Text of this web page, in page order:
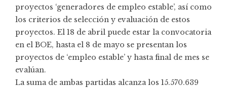
proyectos ‘generadores de empleo estable’, así como
los criterios de selección y evaluación de estos
proyectos. El 18 de abril puede estar la convocatoria
en el BOE, hasta el 8 de mayo se presentan los
proyectos de ‘empleo estable’ y hasta final de mes se
evalúan.
La suma de ambas partidas alcanza los 15.570.639